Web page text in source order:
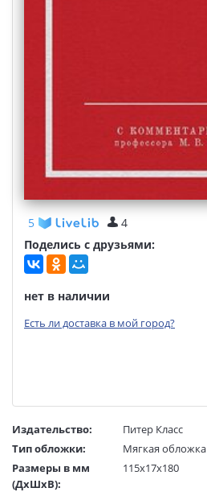
5
4
Поделись с друзьями:
нет в наличии
Есть ли доставка в мой город?
Издательство:
Питер Класс
Тип обложки:
Мягкая обложка
Размеры в мм
(ДхШхВ):
115x17x180